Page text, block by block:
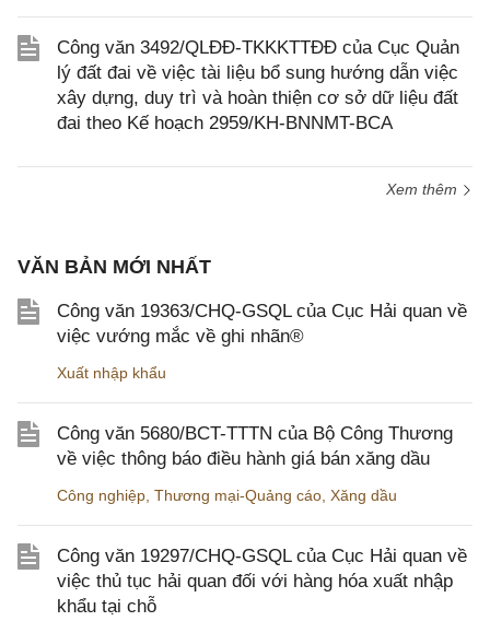
Công văn 3492/QLĐĐ-TKKKTTĐĐ của Cục Quản
lý đất đai về việc tài liệu bổ sung hướng dẫn việc
xây dựng, duy trì và hoàn thiện cơ sở dữ liệu đất
đai theo Kế hoạch 2959/KH-BNNMT-BCA
Xem thêm
VĂN BẢN MỚI NHẤT
Công văn 19363/CHQ-GSQL của Cục Hải quan về
việc vướng mắc về ghi nhãn®
Xuất nhập khẩu
Công văn 5680/BCT-TTTN của Bộ Công Thương
về việc thông báo điều hành giá bán xăng dầu
Công nghiệp Thương mại-Quảng cáo Xăng dầu
Công văn 19297/CHQ-GSQL của Cục Hải quan về
việc thủ tục hải quan đối với hàng hóa xuất nhập
khẩu tại chỗ